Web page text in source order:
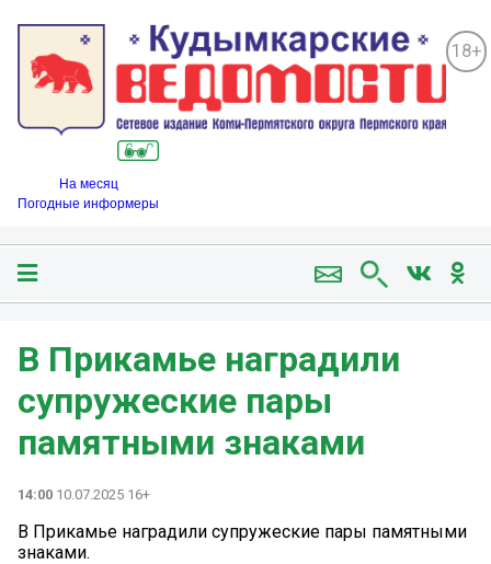
18+
На месяц
Погодные информеры
В Прикамье наградили
супружеские пары
памятными знаками
14:00 10.07.2025 16+
В Прикамье наградили супружеские пары памятными
знаками.